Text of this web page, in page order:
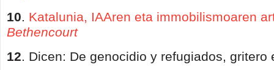
10. Katalunia, IAAren eta immobilismoaren
Bethencourt
12. Dicen: De genocidio y refugiados,